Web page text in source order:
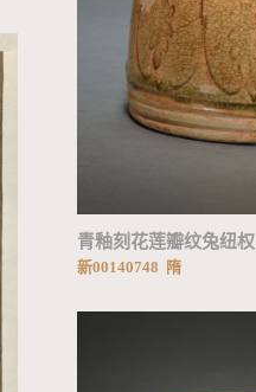
青釉刻花莲瓣纹兔纽权
新00140748 隋